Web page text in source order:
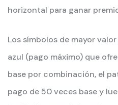
horizontal para ganar
Los símbolos de mayor
azul (pago máximo) que
base por combinación, el
pago de 50 veces base y